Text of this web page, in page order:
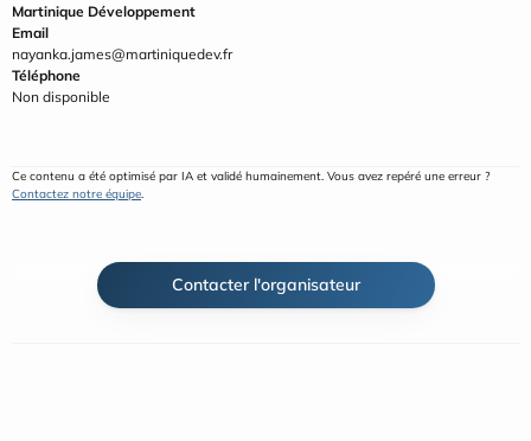
Contacter l'organisateur
Martinique Développement
Email
nayanka.james@martiniquedev.fr
Téléphone
Non disponible
Contactez notre équipe.